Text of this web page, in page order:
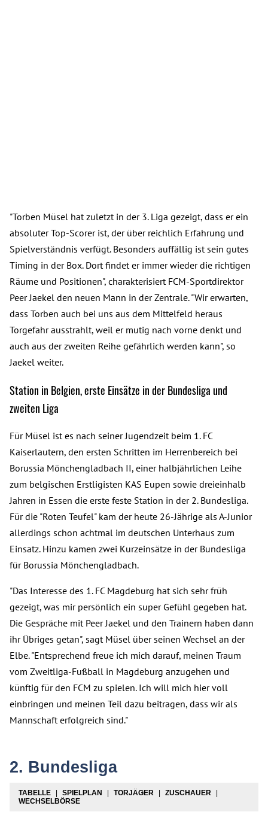
"Torben Müsel hat zuletzt in der 3. Liga gezeigt, dass er ein
absoluter Top-Scorer ist, der über reichlich Erfahrung und
Spielverständnis verfügt. Besonders auffällig ist sein gutes
Timing in der Box. Dort findet er immer wieder die richtigen
Räume und Positionen", charakterisiert FCM-Sportdirektor
Peer Jaekel den neuen Mann in der Zentrale. "Wir erwarten,
dass Torben auch bei uns aus dem Mittelfeld heraus
Torgefahr ausstrahlt, weil er mutig nach vorne denkt und
auch aus der zweiten Reihe gefährlich werden kann", so
Jaekel weiter.
Station in Belgien, erste Einsätze in der Bundesliga und
zweiten Liga
Für Müsel ist es nach seiner Jugendzeit beim 1. FC
Kaiserlautern, den ersten Schritten im Herrenbereich bei
Borussia Mönchengladbach II, einer halbjährlichen Leihe
zum belgischen Erstligisten KAS Eupen sowie dreieinhalb
Jahren in Essen die erste feste Station in der 2. Bundesliga.
Für die "Roten Teufel" kam der heute 26-Jährige als A-Junior
allerdings schon achtmal im deutschen Unterhaus zum
Einsatz. Hinzu kamen zwei Kurzeinsätze in der Bundesliga
für Borussia Mönchengladbach.
"Das Interesse des 1. FC Magdeburg hat sich sehr früh
gezeigt, was mir persönlich ein super Gefühl gegeben hat.
Die Gespräche mit Peer Jaekel und den Trainern haben dann
ihr Übriges getan", sagt Müsel über seinen Wechsel an der
Elbe. "Entsprechend freue ich mich darauf, meinen Traum
vom Zweitliga-Fußball in Magdeburg anzugehen und
künftig für den FCM zu spielen. Ich will mich hier voll
einbringen und meinen Teil dazu beitragen, dass wir als
Mannschaft erfolgreich sind."